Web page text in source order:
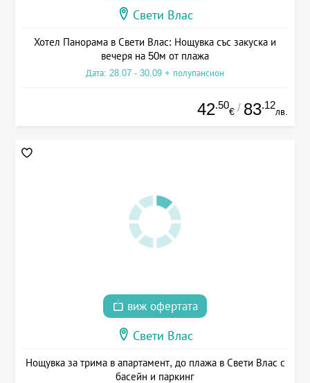
Свети Влас
Хотел Панорама в Свети Влас: Нощувка със закуска и
вечеря на 50м от плажа
Дата: 28.07 - 30.09 + полупансион
42.50
€ / 83.12
лв.
виж офертата
Свети Влас
Нощувка за трима в апартамент, до плажа в Свети Влас с
басейн и паркинг